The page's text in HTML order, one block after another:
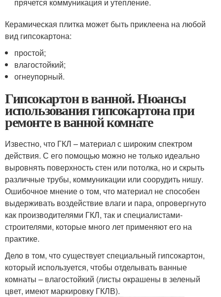
Керамическая плитка может быть приклеена на любой
вид гипсокартона:
простой;
влагостойкий;
огнеупорный.
Гипсокартон в ванной. Нюансы
использования гипсокартона при
ремонте в ванной комнате
Известно, что ГКЛ – материал с широким спектром
действия. С его помощью можно не только идеально
выровнять поверхность стен или потолка, но и скрыть
различные трубы, коммуникации или соорудить нишу.
Ошибочное мнение о том, что материал не способен
выдерживать воздействие влаги и пара, опровергнуто
как производителями ГКЛ, так и специалистами-
строителями, которые много лет применяют его на
практике.
Дело в том, что существует специальный гипсокартон,
который используется, чтобы отделывать ванные
комнаты – влагостойкий (листы окрашены в зеленый
цвет, имеют маркировку ГКЛВ).